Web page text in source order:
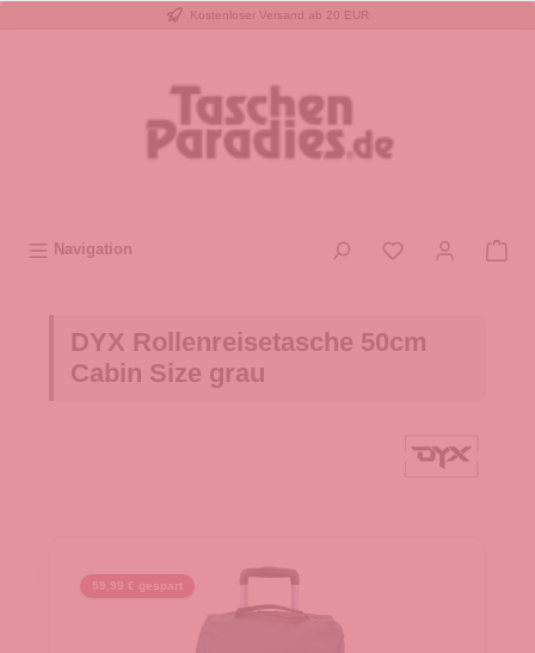
Kostenloser Versand ab 20 EUR
Navigation
DYX Rollenreisetasche 50cm
Cabin Size grau
59,99 € gespart